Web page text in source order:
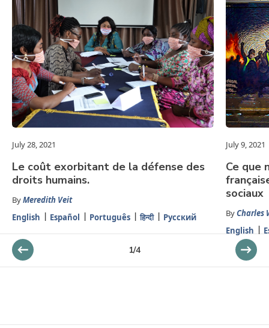
July 28, 2021
Le coût exorbitant de la défense des
droits humains.
ByMeredith Veit
English
Español Português हिन्दी Русский
July 9, 2021
Ce que
sociaux
ByCharles
English
1/4